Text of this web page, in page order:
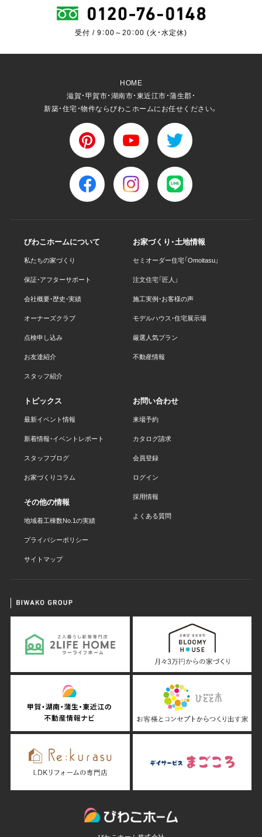
受付 / 9：00～20：00 (火・水定休)
HOME
滋賀・甲賀市・湖南市・東近江市・蒲生郡・
新築・住宅・物件ならびわこホームにお任せください。
びわこホームについて
私たちの家づくり
保証・アフターサポート
会社概要・歴史・実績
オーナーズクラブ
点検申し込み
お友達紹介
スタッフ紹介
お家づくり・土地情報
セミオーダー住宅「Omoitasu」
注文住宅「匠人」
施工実例・お客様の声
モデルハウス・住宅展示場
厳選人気プラン
不動産情報
トピックス
最新イベント情報
新着情報・イベントレポート
スタッフブログ
お家づくりコラム
お問い合わせ
来場予約
カタログ請求
会員登録
ログイン
採用情報
よくある質問
その他の情報
地域着工棟数No.1の実績
プライバシーポリシー
サイトマップ